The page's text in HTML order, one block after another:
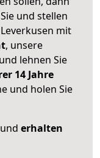
und stellen
mit
, unsere
lehnen Sie
14 Jahre
und holen Sie
erhalten